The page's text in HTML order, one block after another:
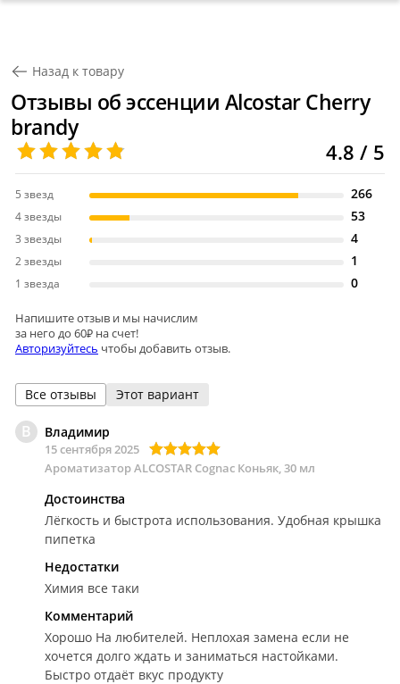
Назад к товару
Отзывы об эссенции Alcostar Cherry
brandy
4.8 / 5
5 звезд 266
4 звезды 53
3 звезды 4
2 звезды 1
1 звезда 0
Напишите отзыв и мы начислим
за него до 60₽ на счет!
Авторизуйтесь чтобы добавить отзыв.
Все отзывы Этот вариант
В Владимир
15 сентября 2025
Ароматизатор ALCOSTAR Cognac Коньяк, 30 мл
Достоинства
Лёгкость и быстрота использования. Удобная крышка
пипетка
Недостатки
Химия все таки
Комментарий
Хорошо На любителей. Неплохая замена если не
хочется долго ждать и заниматься настойками.
Быстро отдаёт вкус продукту